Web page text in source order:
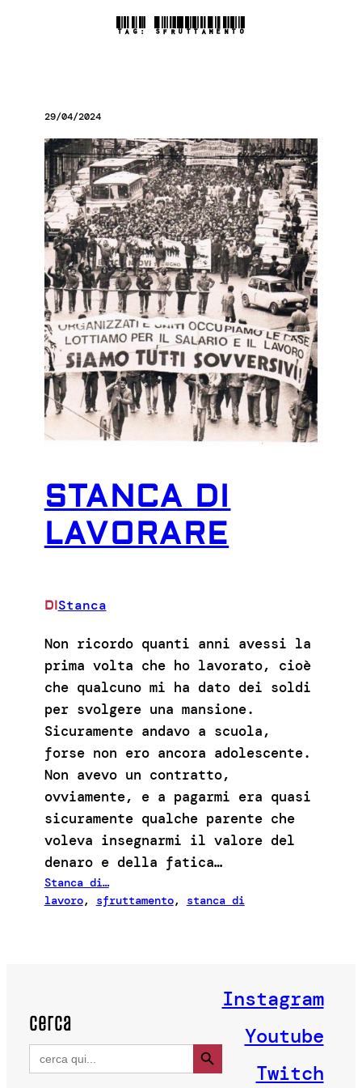
TAG:SFRUTTAMENTO
29/04/2024
STANCA DI
LAVORARE
DIStanca
Non ricordo quanti anni avessi la
prima volta che ho lavorato, cioè
che qualcuno mi ha dato dei soldi
per svolgere una mansione.
Sicuramente andavo a scuola,
forse non ero ancora adolescente.
Non avevo un contratto,
ovviamente, e a pagarmi era quasi
sicuramente qualche parente che
voleva insegnarmi il valore del
denaro e della fatica…
Stanca di…
lavoro, sfruttamento, stanca di
cerca
Search
for:
Search Button
Instagram
Youtube
Twitch